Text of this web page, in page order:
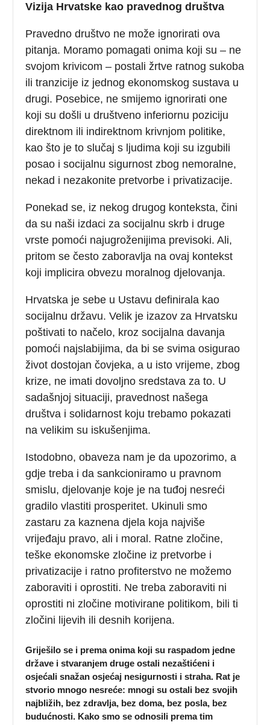
Vizija Hrvatske kao pravednog društva
Pravedno društvo ne može ignorirati ova
pitanja. Moramo pomagati onima koji su – ne
svojom krivicom – postali žrtve ratnog sukoba
ili tranzicije iz jednog ekonomskog sustava u
drugi. Posebice, ne smijemo ignorirati one
koji su došli u društveno inferiornu poziciju
direktnom ili indirektnom krivnjom politike,
kao što je to slučaj s ljudima koji su izgubili
posao i socijalnu sigurnost zbog nemoralne,
nekad i nezakonite pretvorbe i privatizacije.
Ponekad se, iz nekog drugog konteksta, čini
da su naši izdaci za socijalnu skrb i druge
vrste pomoći najugroženijima previsoki. Ali,
pritom se često zaboravlja na ovaj kontekst
koji implicira obvezu moralnog djelovanja.
Hrvatska je sebe u Ustavu definirala kao
socijalnu državu. Velik je izazov za Hrvatsku
poštivati to načelo, kroz socijalna davanja
pomoći najslabijima, da bi se svima osigurao
život dostojan čovjeka, a u isto vrijeme, zbog
krize, ne imati dovoljno sredstava za to. U
sadašnjoj situaciji, pravednost našega
društva i solidarnost koju trebamo pokazati
na velikim su iskušenjima.
Istodobno, obaveza nam je da upozorimo, a
gdje treba i da sankcioniramo u pravnom
smislu, djelovanje koje je na tuđoj nesreći
gradilo vlastiti prosperitet. Ukinuli smo
zastaru za kaznena djela koja najviše
vrijeđaju pravo, ali i moral. Ratne zločine,
teške ekonomske zločine iz pretvorbe i
privatizacije i ratno profiterstvo ne možemo
zaboraviti i oprostiti. Ne treba zaboraviti ni
oprostiti ni zločine motivirane politikom, bili ti
zločini lijevih ili desnih korijena.
Griješilo se i prema onima koji su raspadom jedne
države i stvaranjem druge ostali nezaštićeni i
osjećali snažan osjećaj nesigurnosti i straha. Rat je
stvorio mnogo nesreće: mnogi su ostali bez svojih
najbližih, bez zdravlja, bez doma, bez posla, bez
budućnosti. Kako smo se odnosili prema tim